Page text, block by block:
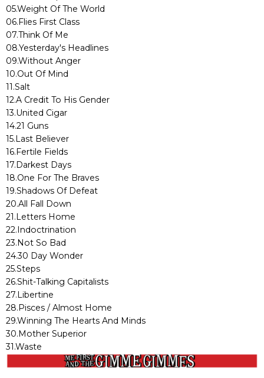
05.Weight Of The World
06.Flies First Class
07.Think Of Me
08.Yesterday's Headlines
09.Without Anger
10.Out Of Mind
11.Salt
12.A Credit To His Gender
13.United Cigar
14.21 Guns
15.Last Believer
16.Fertile Fields
17.Darkest Days
18.One For The Braves
19.Shadows Of Defeat
20.All Fall Down
21.Letters Home
22.Indoctrination
23.Not So Bad
24.30 Day Wonder
25.Steps
26.Shit-Talking Capitalists
27.Libertine
28.Pisces / Almost Home
29.Winning The Hearts And Minds
30.Mother Superior
31.Waste